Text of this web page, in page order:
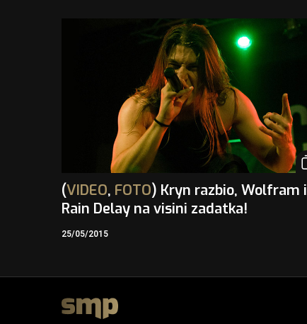
(VIDEO, FOTO) Kryn razbio, Wolfram i
Rain Delay na visini zadatka!
25/05/2015